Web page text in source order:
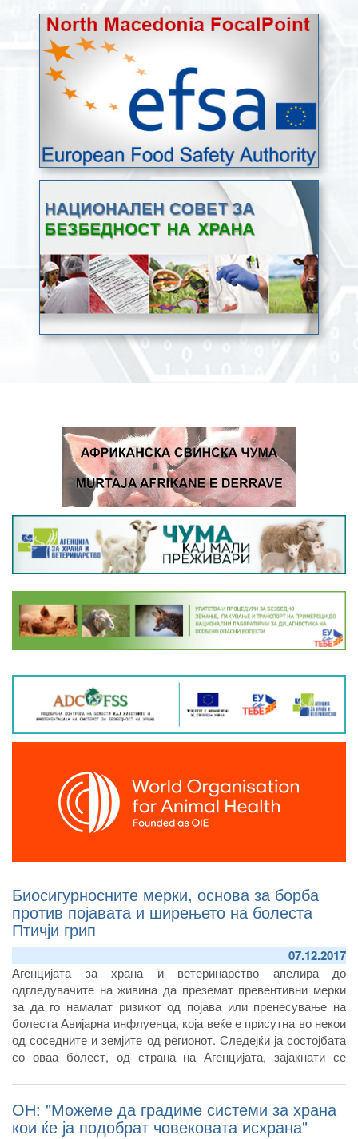
Биосигурносните мерки, основа за борба
против појавата и ширењето на болеста
Птичји грип
07.12.2017
Агенцијата за храна и ветеринарство апелира до
одгледувачите на живина да преземат превентивни мерки
за да го намалат ризикот од појава или пренесување на
болеста Авијарна инфлуенца, која веќе е присутна во некои
од соседните и земјите од регионот. Следејќи ја состојбата
со оваа болест, од страна на Агенцијата, зајакнати се
на граничните премини при увоз на живина, месо и нус
производи од месо од живина.
ОН: "Можеме да градиме системи за храна
кои ќе ја подобрат човековата исхрана"